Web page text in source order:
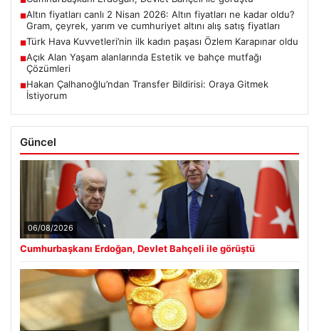
■Altın fiyatları canlı 2 Nisan 2026: Altın fiyatları ne kadar oldu?
Gram, çeyrek, yarım ve cumhuriyet altını alış satış fiyatları
■Türk Hava Kuvvetleri’nin ilk kadın paşası Özlem Karapınar oldu
■Açık Alan Yaşam alanlarında Estetik ve bahçe mutfağı
Çözümleri
■Hakan Çalhanoğlu’ndan Transfer Bildirisi: Oraya Gitmek
İstiyorum
Güncel
06/08/2026
Cumhurbaşkanı Erdoğan, Devlet Bahçeli ile görüştü